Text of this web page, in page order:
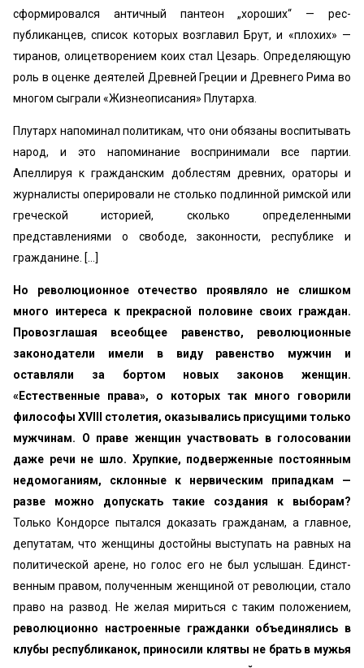
сформировался античный пантеон „хороших“ — рес­
публиканцев, список которых возглавил Брут, и «‎плохих» —
тиранов, олицетворением коих стал Цезарь. Определяющую
роль в оценке деятелей Древней Греции и Древнего Рима во
многом сыграли «‎Жизнеописания» Плутарха.
Плутарх напоминал политикам, что они обязаны воспитывать
народ, и это напоминание воспринимали все партии.
Апеллируя к гражданским доблестям древних, ораторы и
журналисты оперировали не столько подлинной римской или
греческой историей, сколько определенными
представлениями о свободе, законности, республике и
гражданине. […]
Но революционное отечество проявляло не слишком
много интереса к прекрасной половине своих граждан.
Про­возглашая всеобщее равенство, революционные
законодате­ли имели в виду равенство мужчин и
оставляли за бортом новых законов женщин.
«‎Естественные права», о которых так много говорили
философы XVIII столетия, оказывались присущими только
мужчинам. О праве женщин участвовать в голосовании
даже речи не шло. Хрупкие, подверженные постоянным
недомоганиям, склонные к нервическим при­падкам —
разве можно допускать такие создания к выборам?
Только Кондорсе пытался доказать гражданам, а главное,
депутатам, что женщины достойны выступать на равных на
политической арене, но голос его не был услышан. Единст­
венным правом, полученным женщиной от революции, ста­ло
право на развод. Не желая мириться с таким положени­ем,
революционно настроенные гражданки объединялись в
клубы республиканок, приносили клятвы не брать в мужья